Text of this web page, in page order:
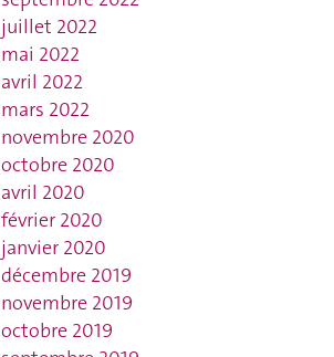
juillet 2022
mai 2022
avril 2022
mars 2022
novembre 2020
octobre 2020
avril 2020
février 2020
janvier 2020
décembre 2019
novembre 2019
octobre 2019